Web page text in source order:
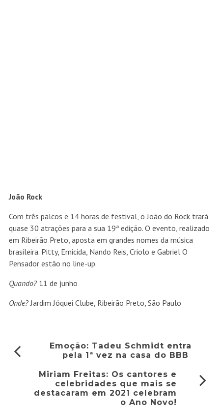
João Rock
Com três palcos e 14 horas de festival, o João do Rock trará
quase 30 atrações para a sua 19ª edição. O evento, realizado
em Ribeirão Preto, aposta em grandes nomes da música
brasileira. Pitty, Emicida, Nando Reis, Criolo e Gabriel O
Pensador estão no line-up.
Quando?11 de junho
Onde?Jardim Jóquei Clube, Ribeirão Preto, São Paulo
Emoção: Tadeu Schmidt entra
pela 1ª vez na casa do BBB
Miriam Freitas: Os cantores e
celebridades que mais se
destacaram em 2021 celebram
o Ano Novo!